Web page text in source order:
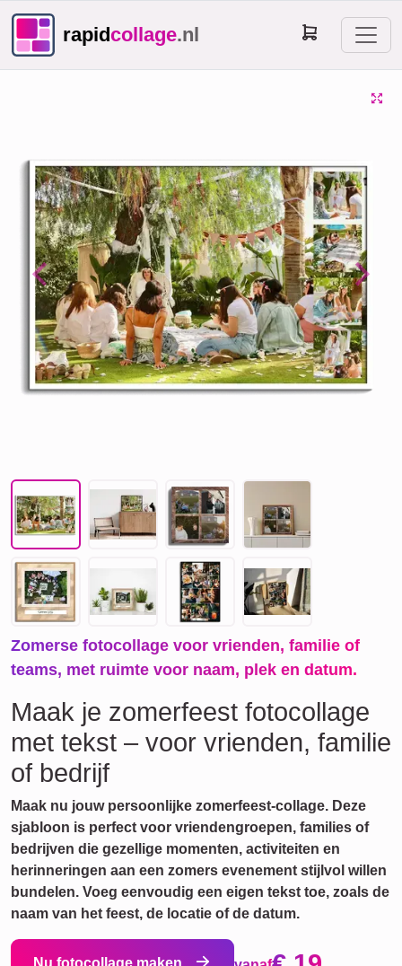
rapidcollage.nl
Previous Next
Zomerse fotocollage voor vrienden, familie of
teams, met ruimte voor naam, plek en datum.
Maak je zomerfeest fotocollage
met tekst – voor vrienden, familie
of bedrijf
Maak nu jouw persoonlijke zomerfeest-collage. Deze
sjabloon is perfect voor vriendengroepen, families of
bedrijven die gezellige momenten, activiteiten en
herinneringen aan een zomers evenement stijlvol willen
bundelen. Voeg eenvoudig een eigen tekst toe, zoals de
naam van het feest, de locatie of de datum.
Nu fotocollage maken